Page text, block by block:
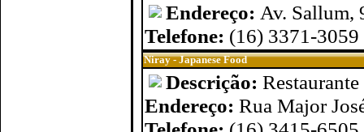
Endereço: Av. Sallum,
Telefone: (16) 3371-3059
Niray - Japanese Food
Descrição:
Endereço: Rua Major